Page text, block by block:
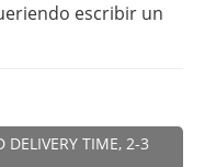
escribir un
DELIVERY TIME, 2-3